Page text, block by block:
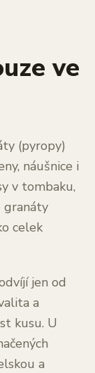
ve
(pyropy)
náušnice i
v tombaku,
granáty
celek
jen od
a
kusu. U
a